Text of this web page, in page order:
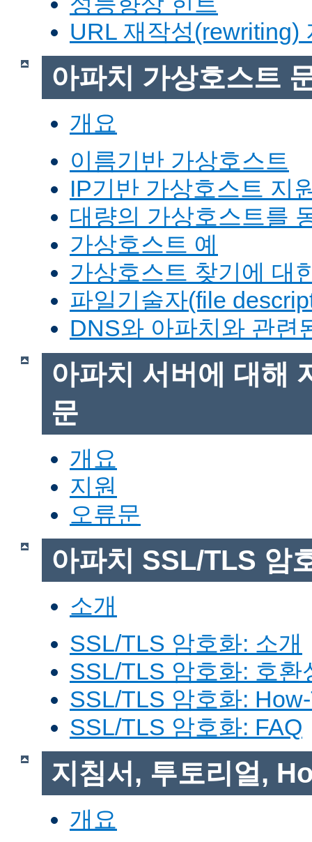
URL 재작성(rewriting)
아파치 가상호스트
개요
이름기반 가상호스트
IP기반 가상호스트 지
대량의 가상호스트를
가상호스트 예
가상호스트 찾기에 대
파일기술자(file
DNS와 아파치와 관련
아파치 서버에 대해
문
개요
지원
오류문
아파치 SSL/TLS 암
소개
SSL/TLS 암호화: 소개
SSL/TLS 암호화: 호환
SSL/TLS 암호화:
SSL/TLS 암호화: FAQ
지침서, 투토리얼,
개요